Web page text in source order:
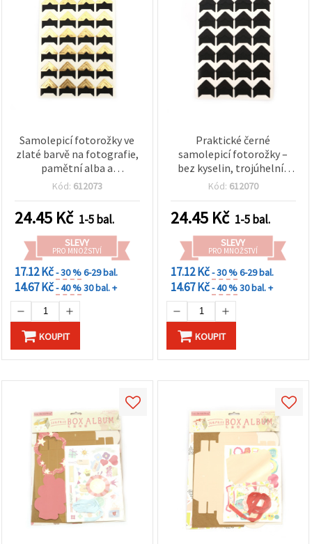
Samolepicí fotorožky ve
zlaté barvě na fotografie,
pamětní alba a
scrapbooky, 90×125×0,3
mm, 24 ks
Kód: 612073
24.45 Kč 1-5 bal.
SLEVY
PRO MNOŽSTVÍ
17.12 Kč- 30 %6-29 bal.
14.67 Kč- 40 %30 bal. +
KOUPIT
Praktické černé
samolepicí fotorožky –
bez kyselin, trojúhelník
21×21 mm, arch
ks
Kód: 612070
24.45 Kč 1-5 bal.
SLEVY
PRO MNOŽSTVÍ
17.12 Kč- 30 %6-29 bal.
14.67 Kč- 40 %30 bal. +
KOUPIT